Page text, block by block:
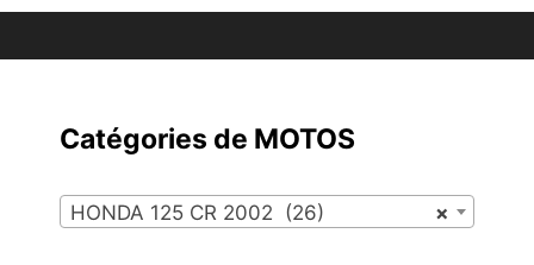
Catégories de MOTOS
×
HONDA 125 CR 2002 (26)